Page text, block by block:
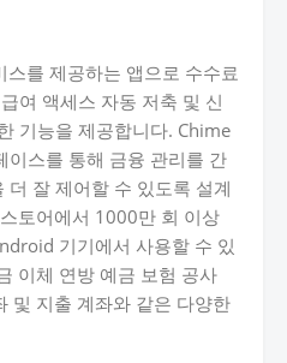
를 제공하는 앱으로 수수료
여 액세스 자동 저축 및 신
기능을 제공합니다. Chime
이스를 통해 금융 관리를 간
잘 제어할 수 있도록 설계
토어에서 1000만 회 이상
기기에서 사용할 수 있
이체 연방 예금 보험 공사
및 지출 계좌와 같은 다양한